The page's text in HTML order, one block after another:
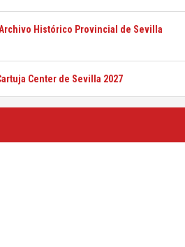
Histórico Provincial de Sevilla
Center de Sevilla 2027